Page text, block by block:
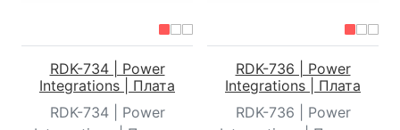
RDK-734 | Power
Integrations | Плата
RDK-734 | Power
RDK-736 | Power
Integrations | Плата
RDK-736 | Power